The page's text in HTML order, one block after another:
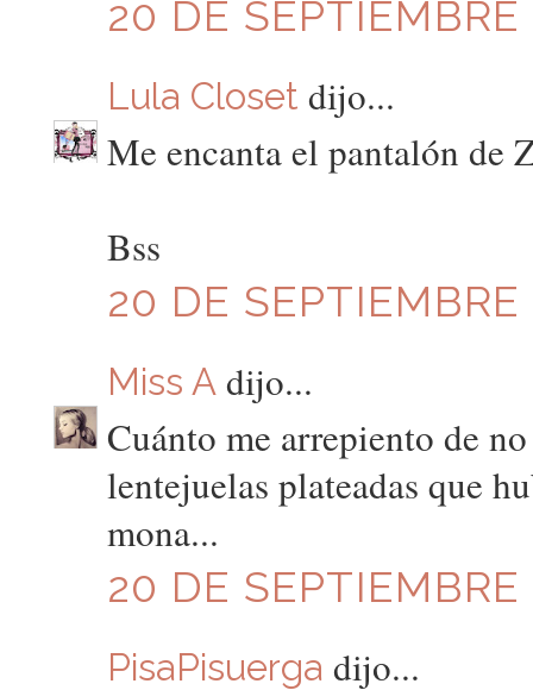
20 DE
Lula Closet dijo...
Me encanta el pantalón de
Bss
20 DE
Miss Adijo...
Cuánto me arrepiento de
lentejuelas plateadas que
mona...
20 DE
PisaPisuerga dijo...